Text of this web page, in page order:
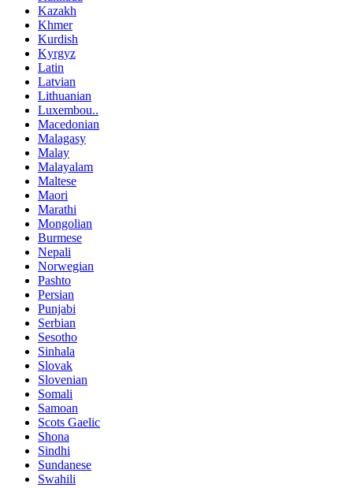
Kazakh
Khmer
Kurdish
Kyrgyz
Latin
Latvian
Lithuanian
Luxembou..
Macedonian
Malagasy
Malay
Malayalam
Maltese
Maori
Marathi
Mongolian
Burmese
Nepali
Norwegian
Pashto
Persian
Punjabi
Serbian
Sesotho
Sinhala
Slovak
Slovenian
Somali
Samoan
Scots Gaelic
Shona
Sindhi
Sundanese
Swahili